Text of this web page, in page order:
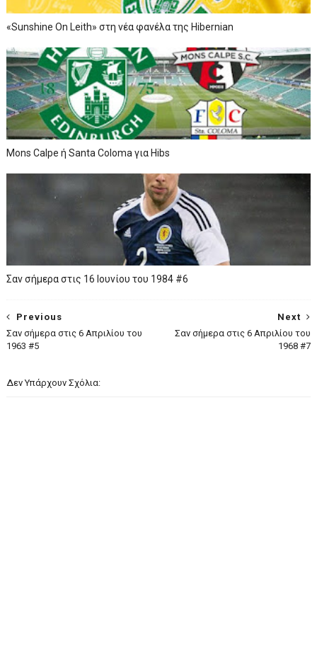
«Sunshine On Leith» στη νέα φανέλα της Hibernian
Mons Calpe ή Santa Coloma για Hibs
Σαν σήμερα στις 16 Ιουνίου του 1984 #6
Next
Σαν σήμερα στις 6 Απριλίου του
1968 #7
Previous
Σαν σήμερα στις 6 Απριλίου του
1963 #5
Δεν Υπάρχουν Σχόλια: